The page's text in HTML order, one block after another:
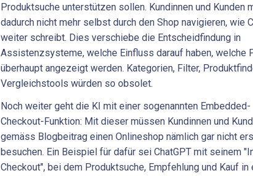
Produktsuche unterstützen sollen. Kundinnen und Kunden
dadurch nicht mehr selbst durch den Shop navigieren, wie
weiter schreibt. Dies verschiebe die Entscheidfindung in
Assistenzsysteme, welche Einfluss darauf haben, welche
überhaupt angezeigt werden. Kategorien, Filter,
Vergleichstools würden so obsolet.
Noch weiter geht die KI mit einer sogenannten Embedded-
Checkout-Funktion: Mit dieser müssen Kundinnen und
gemäss Blogbeitrag einen Onlineshop nämlich gar nicht
besuchen. Ein Beispiel für dafür sei ChatGPT mit seinem
Checkout", bei dem Produktsuche, Empfehlung und Kauf in